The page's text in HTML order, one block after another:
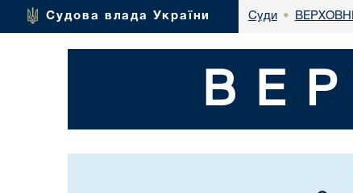
Судова влада України Суди •